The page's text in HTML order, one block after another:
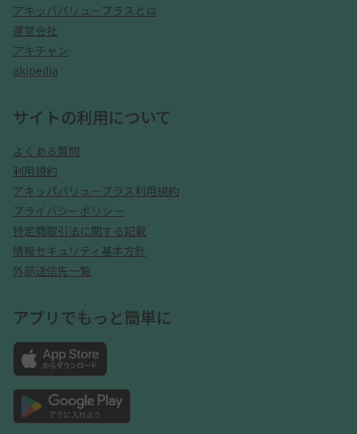
アキッパバリュープラスとは
運営会社
アキチャン
akipedia
サイトの利用について
よくある質問
利用規約
アキッパバリュープラス利用規約
プライバシーポリシー
特定商取引法に関する記載
情報セキュリティ基本方針
外部送信先一覧
アプリでもっと簡単に